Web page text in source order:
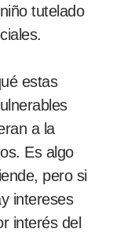
tutelado
estas
a la
Es algo
pero si
intereses
interés del